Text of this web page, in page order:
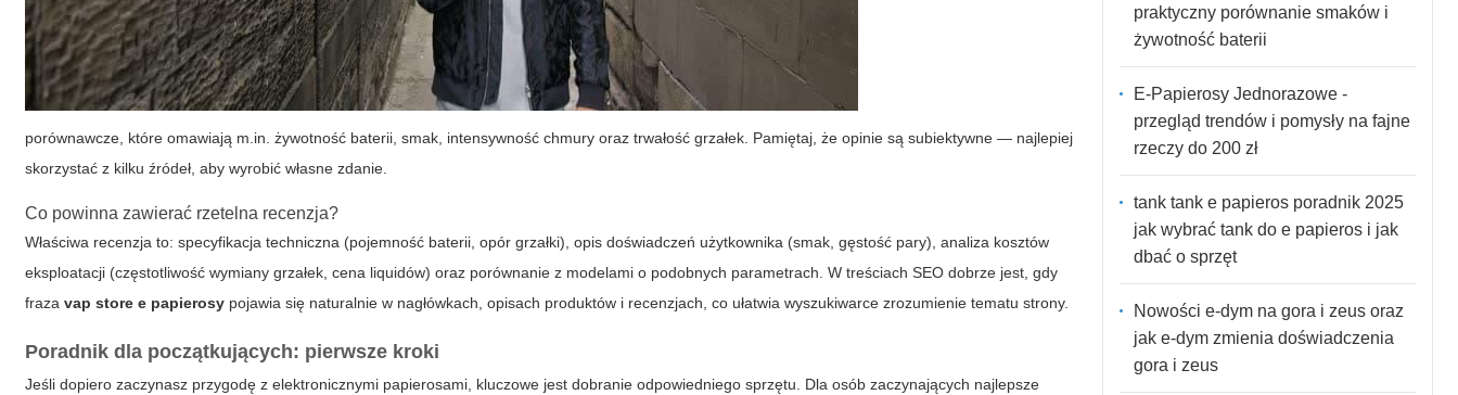
porównawcze, które omawiają m.in. żywotność baterii, smak, intensywność chmury oraz trwałość grzałek. Pamiętaj, że opinie są subiektywne — najlepiej
skorzystać z kilku źródeł, aby wyrobić własne zdanie.
Co powinna zawierać rzetelna recenzja?
Właściwa recenzja to: specyfikacja techniczna (pojemność baterii, opór grzałki), opis doświadczeń użytkownika (smak, gęstość pary), analiza kosztów
eksploatacji (częstotliwość wymiany grzałek, cena liquidów) oraz porównanie z modelami o podobnych parametrach. W treściach SEO dobrze jest, gdy
frazavap store e papierosy pojawia się naturalnie w nagłówkach, opisach produktów i recenzjach, co ułatwia wyszukiwarce zrozumienie tematu strony.
Poradnik dla początkujących: pierwsze kroki
Jeśli dopiero zaczynasz przygodę z elektronicznymi papierosami, kluczowe jest dobranie odpowiedniego sprzętu. Dla osób zaczynających najlepsze
praktyczny porównanie smaków i
żywotność baterii
E-Papierosy Jednorazowe -
przegląd trendów i pomysły na fajne
rzeczy do 200 zł
tank tank e papieros poradnik 2025
jak wybrać tank do e papieros i jak
dbać o sprzęt
Nowości e-dym na gora i zeus oraz
jak e-dym zmienia doświadczenia
gora i zeus